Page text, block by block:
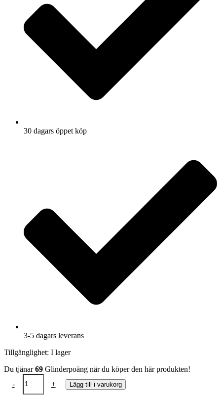
30 dagars öppet köp
3-5 dagars leverans
Tillgänglighet: I lager
Du tjänar69 Glinderpoäng när du köper den här produkten!
-
Örhängen
svarta
körsbär
+ Lägg till i varukorg